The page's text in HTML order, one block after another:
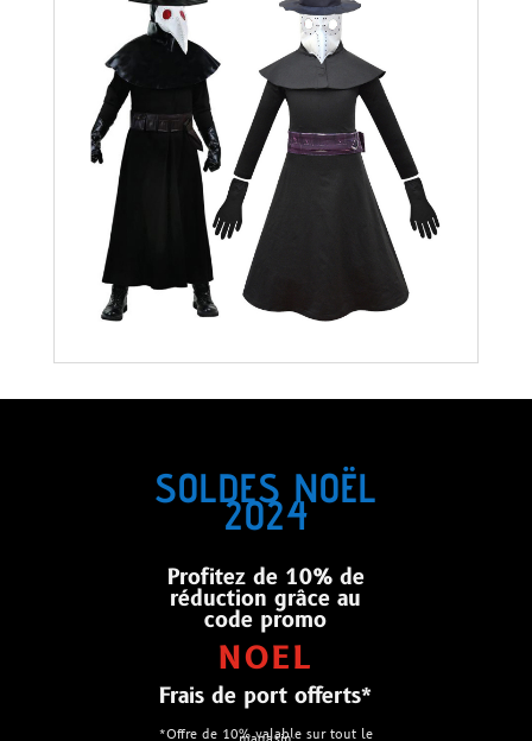
SOLDES NOËL
2024
Profitez de 10% de
réduction grâce au
code promo
NOEL
Frais de port offerts*
*Offre de 10% valable sur tout le